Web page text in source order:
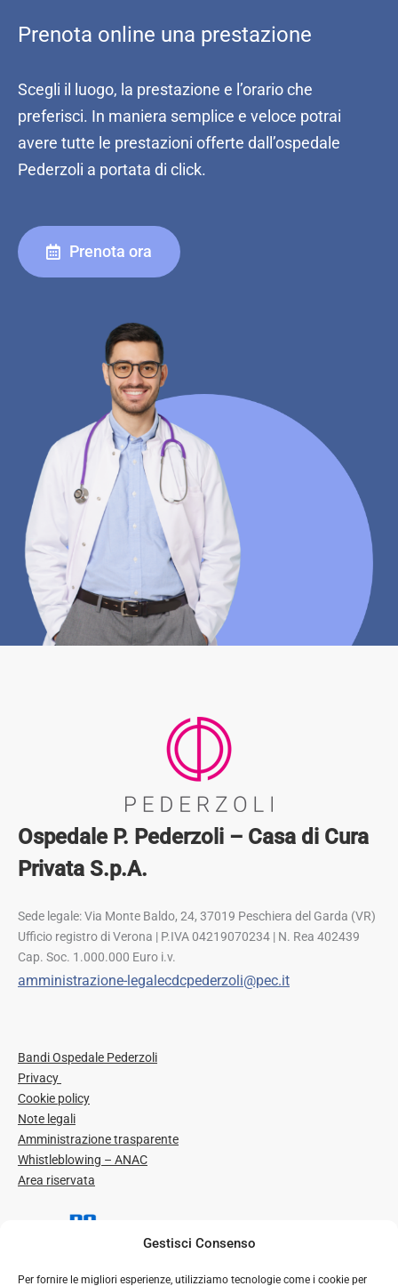
Gestisci Consenso
Per fornire le migliori esperienze, utilizziamo tecnologie come i cookie per
Prenota online una prestazione
Scegli il luogo, la prestazione e l’orario che
preferisci. In maniera semplice e veloce potrai
avere tutte le prestazioni offerte dall’ospedale
Pederzoli a portata di click.
Prenota ora
Ospedale P. Pederzoli – Casa di Cura
Privata S.p.A.
Sede legale: Via Monte Baldo, 24, 37019 Peschiera del Garda (VR)
Ufficio registro di Verona | P.IVA 04219070234 | N. Rea 402439
Cap. Soc. 1.000.000 Euro i.v.
amministrazione-legalecdcpederzoli@pec.it
Bandi Ospedale Pederzoli
Privacy
Cookie policy
Note legali
Amministrazione trasparente
Whistleblowing – ANAC
Area riservata